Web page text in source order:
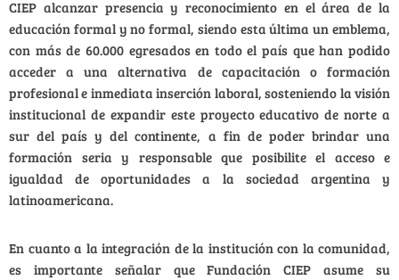
CIEP alcanzar presencia y reconocimiento en el área de la
educación formal y no formal, siendo esta última un emblema,
con más de 60.000 egresados en todo el país que han podido
acceder a una alternativa de capacitación o formación
profesional e inmediata inserción laboral, sosteniendo la visión
institucional de expandir este proyecto educativo de norte a
sur del país y del continente, a fin de poder brindar una
formación seria y responsable que posibilite el acceso e
igualdad de oportunidades a la sociedad argentina y
latinoamericana.
En cuanto a la integración de la institución con la comunidad,
es importante señalar que Fundación CIEP asume su